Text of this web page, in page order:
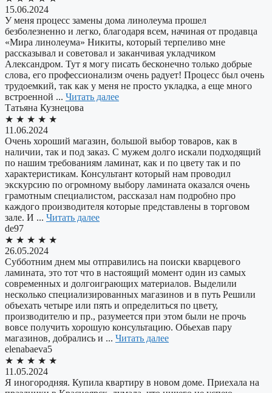
15.06.2024
У меня процесс замены дома линолеума прошел
безболезненно и легко, благодаря всем, начиная от продавца
«Мира линолеума» Никиты, который терпеливо мне
рассказывал и советовал и заканчивая укладчиком
Александром. Тут я могу писать бесконечно только добрые
слова, его профессионализм очень радует! Процесс был очень
трудоемкий, так как у меня не просто укладка, а еще много
встроенной ... Читать далее
​Татьяна Кузнецова
★ ★ ★ ★ ★
11.06.2024
Очень хороший магазин, большой выбор товаров, как в
наличии, так и под заказ. С мужем долго искали подходящий
по нашим требованиям ламинат, как и по цвету так и по
характеристикам. Консультант который нам проводил
экскурсию по огромному выбору ламината оказался очень
грамотным специалистом, рассказал нам подробно про
каждого производителя которые представлены в торговом
зале. И ... Читать далее
de97
★ ★ ★ ★ ★
26.05.2024
Субботним днем мы отправились на поиски кварцевого
ламината, это тот что в настоящий момент один из самых
современных и долгоиграющих материалов. Выделили
несколько специализированных магазинов и в путь Решили
объехать четыре или пять и определиться по цвету,
производителю и пр., разумеется при этом были не прочь
вовсе получить хорошую консультацию. Обьехав пару
магазинов, добрались и ... Читать далее
elenabaeva5
★ ★ ★ ★ ★
11.05.2024
Я иногородняя. Купила квартиру в новом доме. Приехала на